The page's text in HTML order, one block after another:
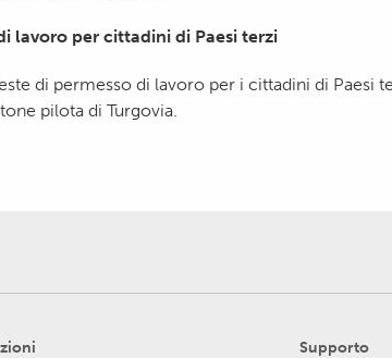
lavoro per cittadini di Paesi terzi
di permesso di lavoro per i cittadini di Paesi
pilota di Turgovia.
Supporto